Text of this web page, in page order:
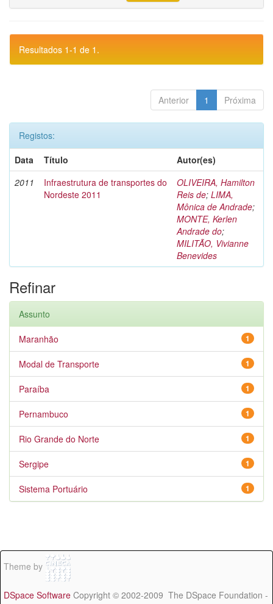
Resultados 1-1 de 1.
Anterior 1 Próxima
Registos:
Data
Título
Autor(es)
2011
Infraestrutura de transportes do
Nordeste 2011
OLIVEIRA, Hamilton
Reis de; LIMA,
Mônica de Andrade;
MONTE, Kerlen
Andrade do;
MILITÃO, Vivianne
Benevides
Refinar
Assunto
1
Maranhão
1
Modal de Transporte
1
Paraíba
1
Pernambuco
1
Rio Grande do Norte
1
Sergipe
1
Sistema Portuário
Theme by
DSpace Software Copyright © 2002-2009 The DSpace Foundation -